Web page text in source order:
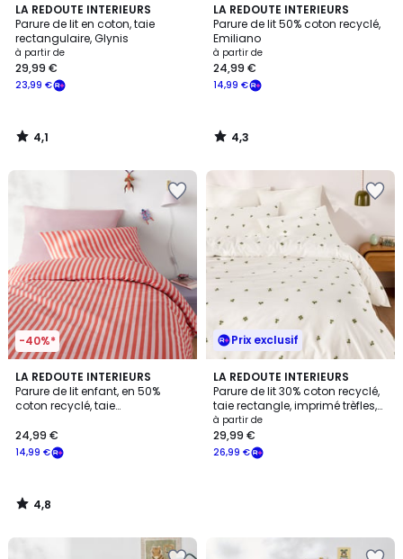
LA REDOUTE INTERIEURS
Parure de lit en coton, taie
rectangulaire, Glynis
à partir de
23,99 €
29,99 €
4,1
/ 5
4,1
/
LA REDOUTE INTERIEURS
Parure de lit 50% coton recyclé,
Emiliano
à partir de
14,99 €
24,99 €
4,3
/ 5
4,3
/
-40%*
LA REDOUTE INTERIEURS
Parure de lit enfant, en 50%
coton recyclé, taie
14,99 €
24,99 €
4,8
/ 5
4,8
/
Prix exclusif
LA REDOUTE INTERIEURS
Parure de lit 30% coton recyclé,
taie rectangle, imprimé trèfles,
LUCKY CLOVER
à partir de
26,99 €
29,99 €